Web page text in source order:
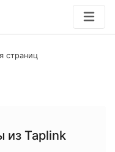
страниц
из Taplink